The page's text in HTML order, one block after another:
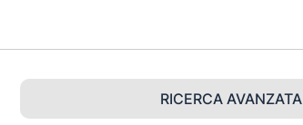
RICERCA AVANZATA